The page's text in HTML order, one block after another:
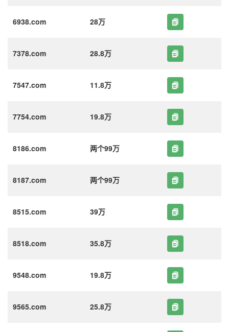
6938.com 28万
7378.com 28.8万
7547.com 11.8万
7754.com 19.8万
8186.com 两个99万
8187.com 两个99万
8515.com 39万
8518.com 35.8万
9548.com 19.8万
9565.com 25.8万